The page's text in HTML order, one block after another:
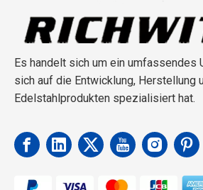
Es handelt sich um ein umfassendes
sich auf die Entwicklung, Herstellung
Edelstahlprodukten spezialisiert hat.